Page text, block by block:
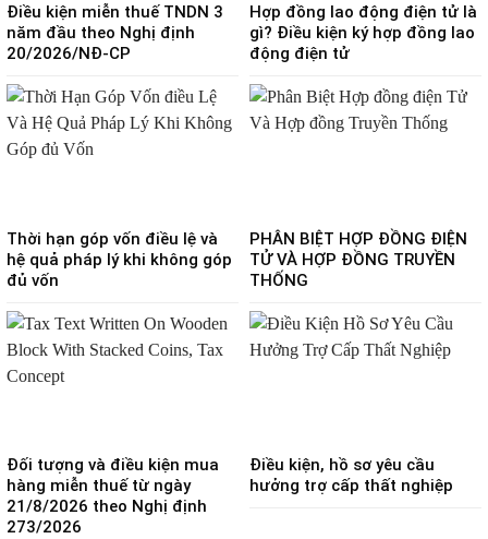
Điều kiện miễn thuế TNDN 3
năm đầu theo Nghị định
20/2026/NĐ-CP
Hợp đồng lao động điện tử là
gì? Điều kiện ký hợp đồng lao
động điện tử
Thời hạn góp vốn điều lệ và
hệ quả pháp lý khi không góp
đủ vốn
PHÂN BIỆT HỢP ĐỒNG ĐIỆN
TỬ VÀ HỢP ĐỒNG TRUYỀN
THỐNG
Đối tượng và điều kiện mua
hàng miễn thuế từ ngày
21/8/2026 theo Nghị định
273/2026
Điều kiện, hồ sơ yêu cầu
hưởng trợ cấp thất nghiệp